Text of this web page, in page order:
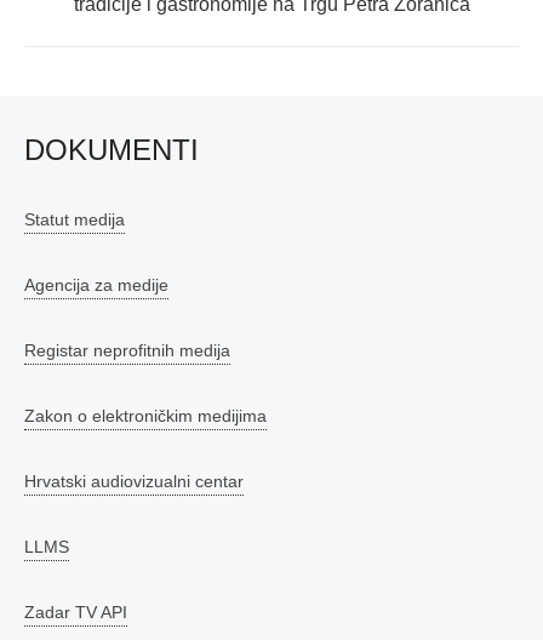
DOKUMENTI
Statut medija
Agencija za medije
Registar neprofitnih medija
Zakon o elektroničkim medijima
Hrvatski audiovizualni centar
LLMS
Zadar TV API